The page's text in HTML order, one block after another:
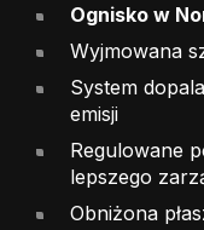
Ognisko w
Wyjmowana
System
emisji
Regulowane
lepszego
Obniżona